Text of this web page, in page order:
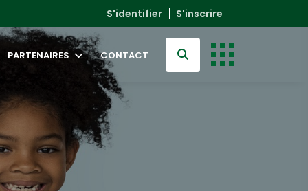
S'identifier S'inscrire
PARTENAIRES CONTACT